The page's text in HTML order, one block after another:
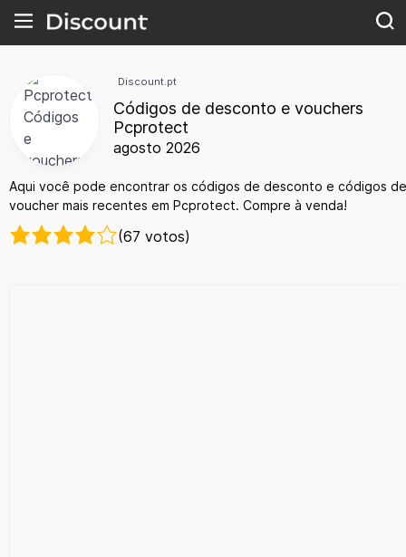
Discount.pt
Códigos de desconto e vouchers
Pcprotect
agosto 2026
Aqui você pode encontrar os códigos de desconto e códigos de
voucher mais recentes em Pcprotect. Compre à venda!
(67 votos)